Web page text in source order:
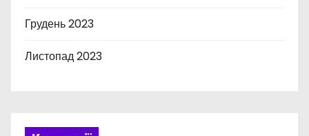
Грудень 2023
Листопад 2023